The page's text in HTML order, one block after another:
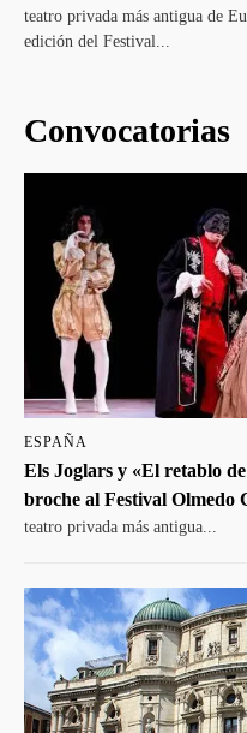
teatro privada más antigua de
edición del Festival...
Convocatorias
ESPAÑA
Els Joglars y «El retablo
broche al Festival Olmedo
teatro privada más antigua...